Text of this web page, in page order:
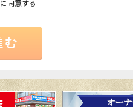
に同意する